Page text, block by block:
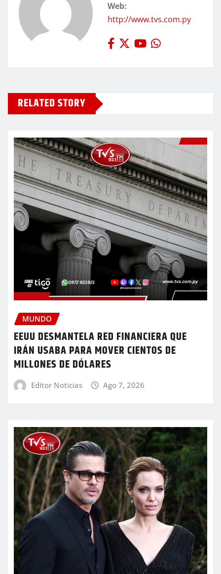
Web:
http://www.tvs.com.py
RELATED STORY
MUNDO
EEUU DESMANTELA RED FINANCIERA QUE
IRÁN USABA PARA MOVER CIENTOS DE
MILLONES DE DÓLARES
Editor Noticias Ago 7, 2026